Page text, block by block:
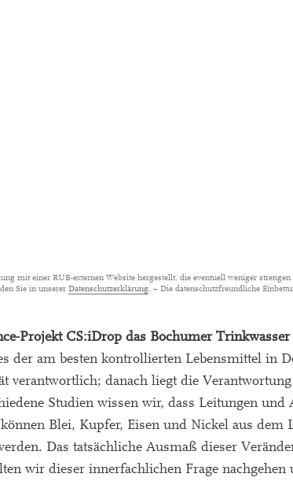
mit einer RUB-externen Website hergestellt, die eventuell weniger
Sie in unserer Datenschutzerklärung . – Die datenschutzfreundliche
Projekt CS:iDrop das Bochumer
der am besten kontrollierten Lebensmittel in
verantwortlich; danach liegt die
Studien wissen wir, dass Leitungen und
Blei, Kupfer, Eisen und Nickel aus
Das tatsächliche Ausmaß dieser
wir dieser innerfachlichen Frage nachgehen